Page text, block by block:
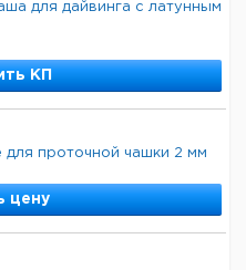
для дайвинга с латунным
КП
для проточной чашки 2 мм
цену